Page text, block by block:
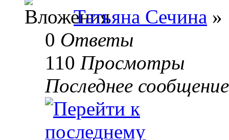
Татьяна Сечина »
0 Ответы
110 Просмотры
Последнее